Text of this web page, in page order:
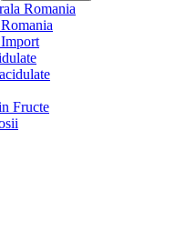
Romania
Fructe